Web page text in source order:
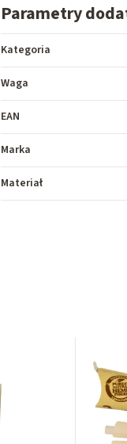
Parametry
Kategoria
Waga
EAN
Marka
Materiał